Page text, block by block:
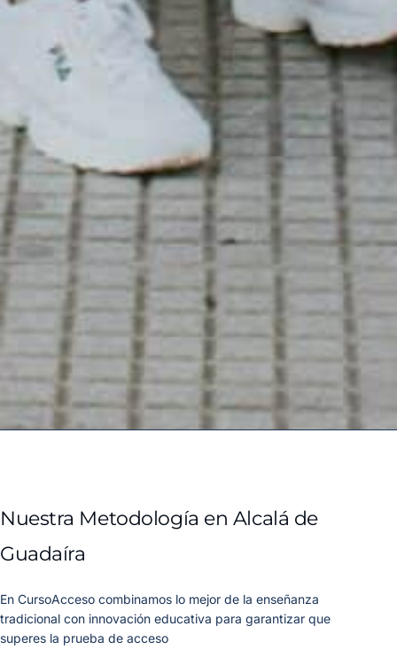
Nuestra Metodología en Alcalá de
Guadaíra
En CursoAcceso combinamos lo mejor de la enseñanza
tradicional con innovación educativa para garantizar que
superes la prueba de acceso